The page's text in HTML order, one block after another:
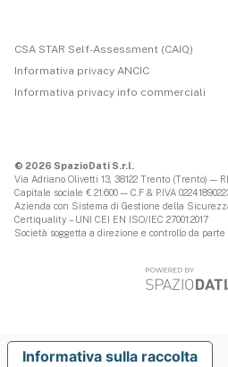
CSA STAR Self-Assessment (CAIQ)
Informativa privacy ANCIC
Informativa privacy info commerciali
© 2026 SpazioDati S.r.l.
Via Adriano Olivetti 13, 38122 Trento (Trento) —
Capitale sociale € 21.600 — C.F & P.IVA
Azienda con Sistema di Gestione della
Certiquality – UNI CEI EN ISO/IEC 27001:2017
Società soggetta a direzione e controllo da parte
Informativa sulla raccolta